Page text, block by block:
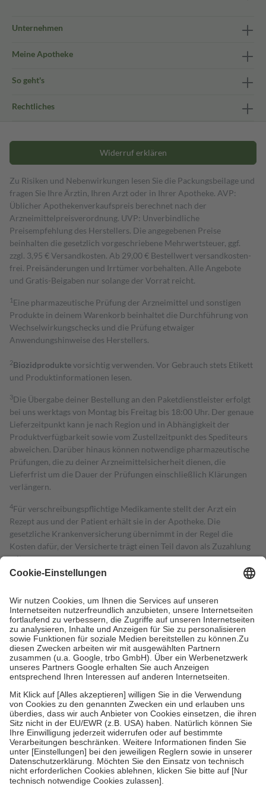
Unternehmen
Meine Apotheke
So geht's
Rechtliches
Widerruf erklären
Zu Risiken und Nebenwirkungen lesen Sie die Packungsbeilage und
fragen Sie Ihre Ärztin, Ihren Arzt oder in Ihrer Apotheke. AVP:
Üblicher Apothekenverkaufspreis berechnet nach der
Arzneimittelpreisverordnung. UVP: Unverbindliche
Preisempfehlung des Herstellers. Die angegebenen Preise
beinhalten die gesetzlich vorgeschriebene Mehrwertsteuer, ggf.
zzgl. 3,95 € Versandkosten. Ab 29,00 € Bestell­wert versand­kosten­
frei. Preisänderungen und Irrtümer vorbehalten. Alle Angebote
und Gratis-Beigaben nur solange der Vorrat reicht.
1 Eine pharmazeutische Prüfung der Arzneimittel und sonstigen
Produkte in deinem Warenkorb beinhaltet die Durchführung von
Wechselwirkungschecks und die Prüfung etwaiger
Anwendungshinweise des Herstellers.
2Biozidproduktevorsichtig verwenden. Vor Gebrauch stets Etikett
und Produktinformationen lesen.
3Die Übergabe deiner Bestellung an den Paketdienstleister erfolgt
bei uns werktags von Montag bis Freitag bis 18:00 Uhr. Der genaue
Lieferzeitpunkt kann je nach Region und in Abhängigkeit der
Produktverfügbarkeit sowie vom Zustellzeitpunkt des Spediteurs
abweichen. Darüber hinaus können notwendige pharmazeutische
Prüfungen, die zu deiner Arzneimittelsicherheit dienen, die
Lieferfrist um die Dauer der Prüfungen einschließlich Klärungen
verlängern.
4Für verschreibungspflichtige Medikamente stellt der Arzt ein
Rezept aus und der Patient erhält sie in der Apotheke. Die
gesetzliche Krankenversicherung übernimmt in der Regel die
Kosten dafür, der Versicherte trägt einen Teil davon als Zuzahlung
mit.
Grundsätzlich leisten Mitglieder Zuzahlungen in Höhe von zehn
höchstens zehn Euro.
Es sind jedoch nie mehr als die tatsächlichen
Kosten der Leistung zu entrichten.
Diese Regeln gelten grundsätzlich auch für Online-Apotheken.
Bei Heilmitteln und häuslicher Krankenpflege beträgt die
Zuzahlung zehn Prozent der Kosten sowie zehn Euro je
Verordnung.
Um das Engagement der Versicherten für ihre eigene Gesundheit zu
stärken und die besondere Stellung der Familie zu unterstützen,
fallenkeine Zuzahlungenan bei:
• Kindern und Jugendlichen bis zum vollendeten 18. Lebensjahr
mit Ausnahme der Fahrkosten
• Untersuchungen zur Vorsorge und Früherkennung, die von der
GKV getragen werden
• empfohlenen Schutzimpfungen
• Harn- und Blutteststreifen